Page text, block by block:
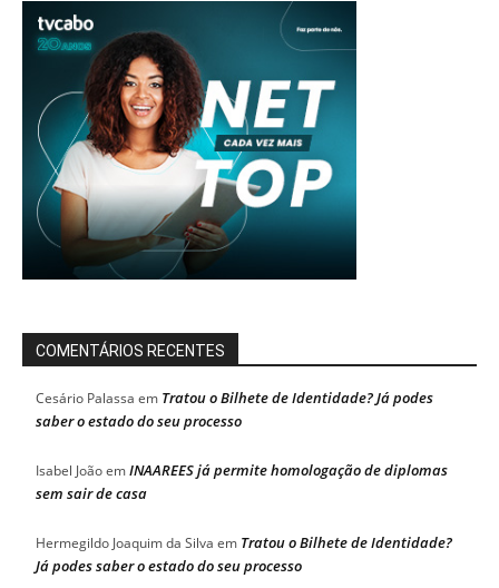
COMENTÁRIOS RECENTES
Cesário Palassa em Tratou o Bilhete de Identidade? Já podes
saber o estado do seu processo
Isabel JoãoemINAAREES já permite homologação de diplomas
sem sair de casa
Hermegildo Joaquim da Silva em Tratou o Bilhete de Identidade?
Já podes saber o estado do seu processo